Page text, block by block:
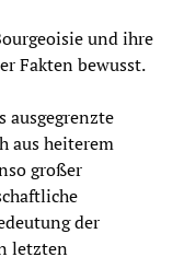
und ihre
Fakten bewusst.
ausgegrenzte
aus heiterem
großer
der
letzten